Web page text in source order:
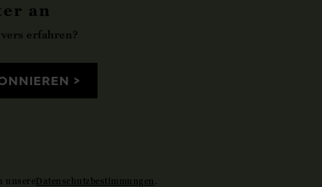
an
erfahren?
unsereDatenschutzbestimmungen .